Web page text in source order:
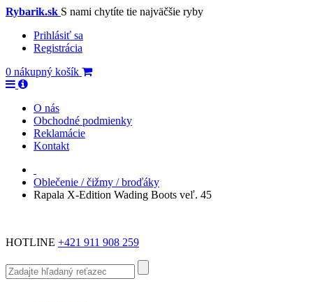
Rybarik.sk S nami chytíte tie najväčšie ryby
Prihlásiť sa
Registrácia
0 nákupný košík
O nás
Obchodné podmienky
Reklamácie
Kontakt
Oblečenie / čižmy / broďáky
Rapala X-Edition Wading Boots veľ. 45
HOTLINE +421 911 908 259